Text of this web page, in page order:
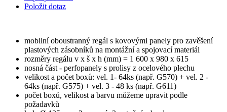
Položit dotaz
mobilní oboustranný regál s kovovými panely pro zavěšení
plastových zásobníků na montážní a spojovací materiál
rozměry regálu v x š x h (mm) = 1 600 x 980 x 615
nosná část - perfopanely s prolisy z ocelového plechu
velikost a počet boxů: vel. 1- 64ks (např. G570) + vel. 2 -
64ks (např. G575) + vel. 3 - 48 ks (např. G611)
počet boxů, velikost a barvu můžeme upravit podle
požadavků